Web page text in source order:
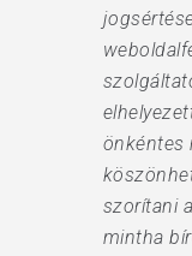
önkéntes
szorítani
mintha